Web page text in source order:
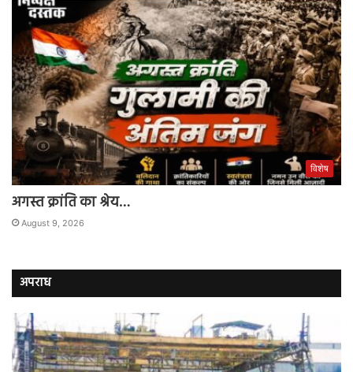
विशेष
अगस्त क्रांति का श्रेय…
August 9, 2026
अपराध